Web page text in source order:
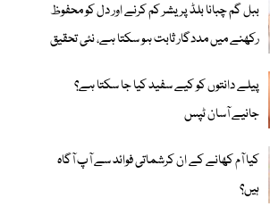
ببل گم چبانا بلڈ پریشر کم کرنے اور دل کو محفوظ
رکھنے میں مددگار ثابت ہو سکتا ہے، نئی تحقیق
پیلے دانتوں کو کیے سفید کیا جا سکتا ہے؟
جانیے آسان ٹپس
کیا آم کھانے کے ان کرشماتی فوائد سے آپ آگاہ
ہیں؟